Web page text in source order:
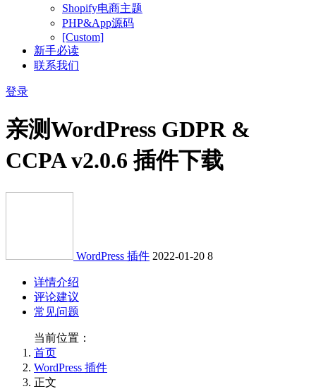
Shopify电商主题
PHP&App源码
[Custom]
新手必读
联系我们
登录
亲测WordPress GDPR &
CCPA v2.0.6 插件下载
WordPress 插件 2022-01-20 8
详情介绍
评论建议
常见问题
当前位置：
首页
WordPress 插件
正文